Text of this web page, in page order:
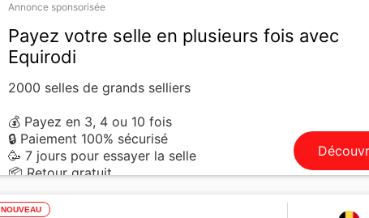
Annonce sponsorisée
Payez votre selle en plusieurs fois avec
Equirodi
2000 selles de grands selliers
💰 Payez en 3, 4 ou 10 fois
🔒 Paiement 100% sécurisé
🥳 7 jours pour essayer la selle
📦 Retour gratuit
NOUVEAU